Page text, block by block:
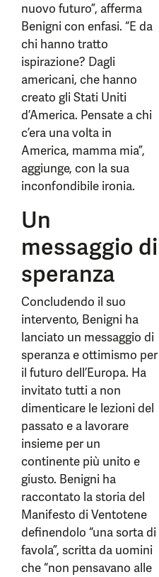
nuovo futuro”, afferma
Benigni con enfasi. “E da
chi hanno tratto
ispirazione? Dagli
americani, che hanno
creato gli Stati Uniti
d’America. Pensate a chi
c’era una volta in
America, mamma mia”,
aggiunge, con la sua
inconfondibile ironia.
Un
messaggio di
speranza
Concludendo il suo
intervento, Benigni ha
lanciato un messaggio di
speranza e ottimismo per
il futuro dell’Europa. Ha
invitato tutti a non
dimenticare le lezioni del
passato e a lavorare
insieme per un
continente più unito e
giusto. Benigni ha
raccontato la storia del
Manifesto di Ventotene
definendolo “una sorta di
favola”, scritta da uomini
che “non pensavano alle